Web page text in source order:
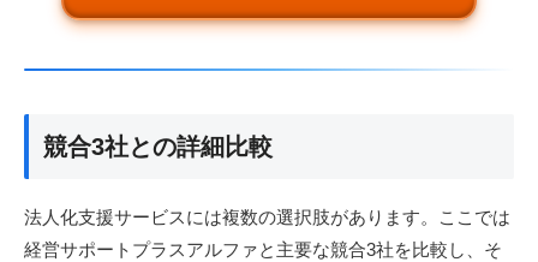
競合3社との詳細比較
法人化支援サービスには複数の選択肢があります。ここでは
経営サポートプラスアルファと主要な競合3社を比較し、そ